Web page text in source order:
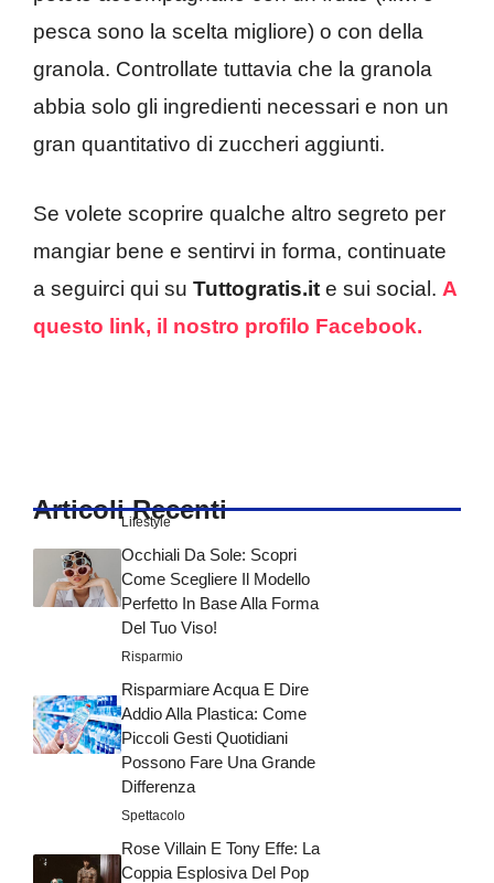
pesca sono la scelta migliore) o con della
granola. Controllate tuttavia che la granola
abbia solo gli ingredienti necessari e non un
gran quantitativo di zuccheri aggiunti.
Se volete scoprire qualche altro segreto per
mangiar bene e sentirvi in forma, continuate
a seguirci qui su Tuttogratis.it e sui social. A
questo link, il nostro profilo Facebook.
Articoli Recenti
Lifestyle
Occhiali Da Sole: Scopri
Come Scegliere Il Modello
Perfetto In Base Alla Forma
Del Tuo Viso!
Risparmio
Risparmiare Acqua E Dire
Addio Alla Plastica: Come
Piccoli Gesti Quotidiani
Possono Fare Una Grande
Differenza
Spettacolo
Rose Villain E Tony Effe: La
Coppia Esplosiva Del Pop